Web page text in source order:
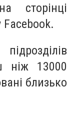
сторінці
Facebook.
ніж 13000
близько